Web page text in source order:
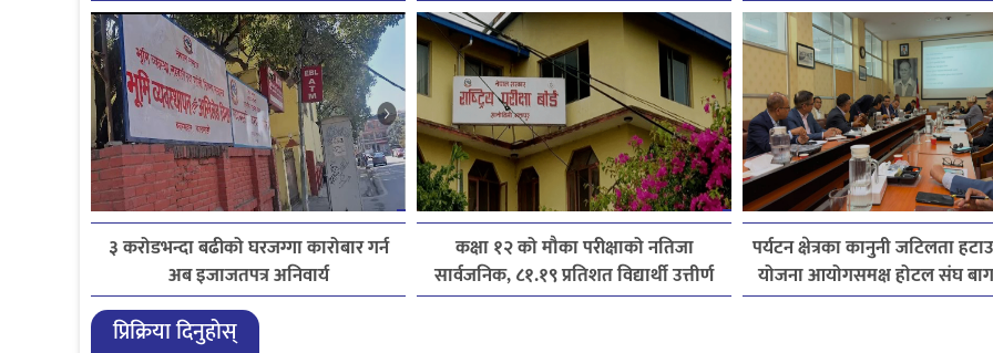
३ करोडभन्दा बढीको घरजग्गा कारोबार गर्न
अब इजाजतपत्र अनिवार्य
कक्षा १२ को मौका परीक्षाको नतिजा
सार्वजनिक, ८१.१९ प्रतिशत विद्यार्थी उत्तीर्ण
पर्यटन क्षेत्रका कानुनी जटिलता
योजना आयोगसमक्ष होटल संघ
पाँचबुँदे माग
प्रिक्रिया दिनुहोस्